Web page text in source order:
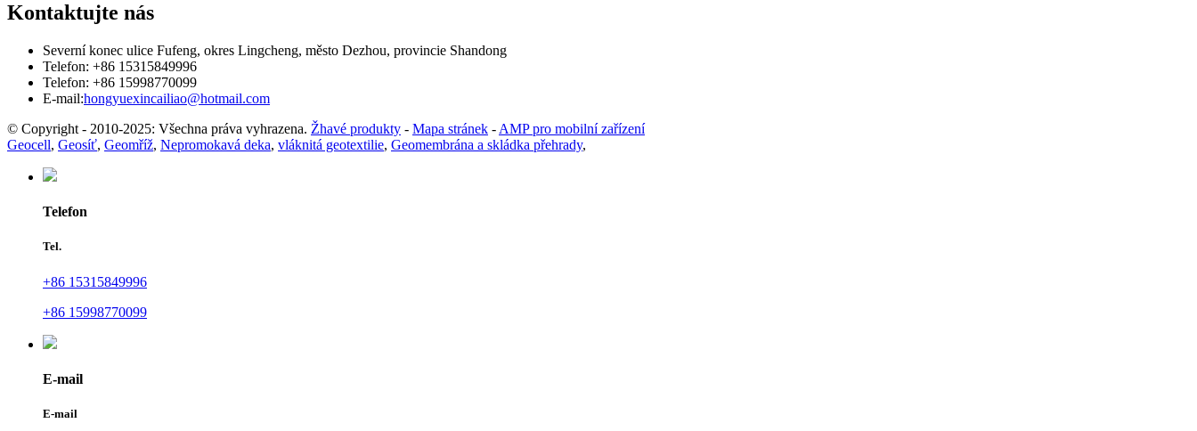
Kontaktujte nás
Severní konec ulice Fufeng, okres Lingcheng, město Dezhou, provincie Shandong
Telefon: +86 15315849996
Telefon: +86 15998770099
E-mail:hongyuexincailiao@hotmail.com
© Copyright - 2010-2025: Všechna práva vyhrazena. Žhavé produkty - Mapa stránek - AMP pro mobilní zařízení
Geocell, Geosíť, Geomříž, Nepromokavá deka, vláknitá geotextilie, Geomembrána a skládka přehrady,
Telefon
Tel.
+86 15315849996
+86 15998770099
E-mail
E-mail